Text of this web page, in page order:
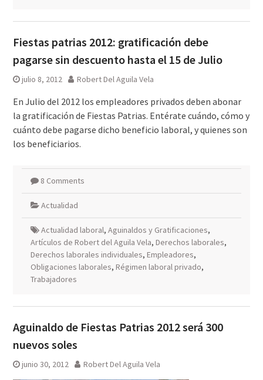
Fiestas patrias 2012: gratificación debe
pagarse sin descuento hasta el 15 de Julio
julio 8, 2012 Robert Del Aguila Vela
En Julio del 2012 los empleadores privados deben abonar
la gratificación de Fiestas Patrias. Entérate cuándo, cómo y
cuánto debe pagarse dicho beneficio laboral, y quienes son
los beneficiarios.
8 Comments
Actualidad
Actualidad laboral, Aguinaldos y Gratificaciones,
Artículos de Robert del Aguila Vela, Derechos laborales,
Derechos laborales individuales, Empleadores,
Obligaciones laborales, Régimen laboral privado,
Trabajadores
Aguinaldo de Fiestas Patrias 2012 será 300
nuevos soles
junio 30, 2012 Robert Del Aguila Vela